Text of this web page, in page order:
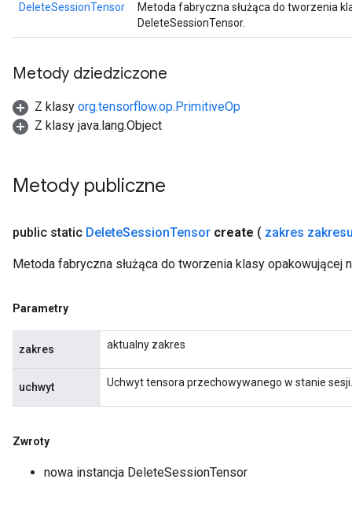
DeleteSessionTensor
Metoda fabryczna służąca do tworzenia
DeleteSessionTensor.
Metody dziedziczone
Z klasy org.tensorflow.op.PrimitiveOp
Z klasy java.lang.Object
Metody publiczne
public static DeleteSessionTensor create ( zakres
Metoda fabryczna służąca do tworzenia klasy opakowującej
Parametry
zakres aktualny zakres
uchwyt Uchwyt tensora przechowywanego w stanie sesji.
Zwroty
nowa instancja DeleteSessionTensor